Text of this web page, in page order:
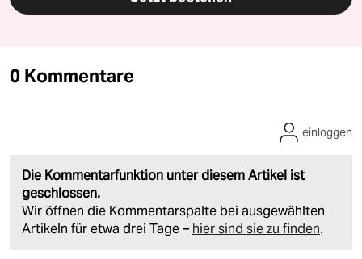
0 Kommentare
Die Kommentarfunktion unter diesem Artikel ist
geschlossen.
Wir öffnen die Kommentarspalte bei ausgewählten
Artikeln für etwa drei Tage – hier sind sie zu finden.
einloggen